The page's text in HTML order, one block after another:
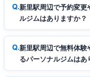
新里駅周辺で予約変更
ルジムはありますか？
新里駅周辺で無料体験
るパーソナルジムはあ